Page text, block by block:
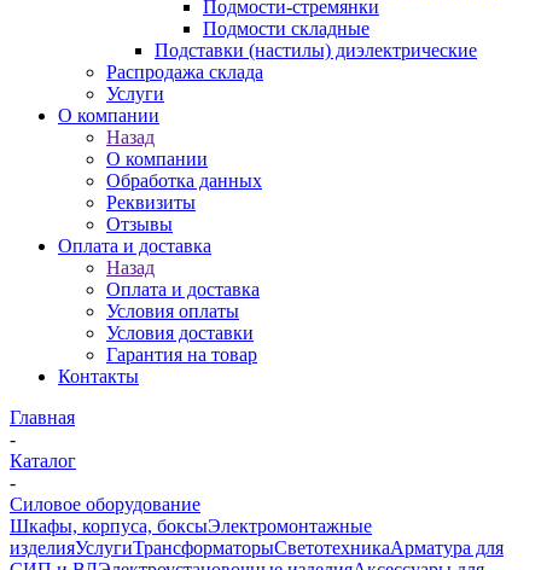
Подмости-стремянки
Подмости складные
Подставки (настилы) диэлектрические
Распродажа склада
Услуги
О компании
Назад
О компании
Обработка данных
Реквизиты
Отзывы
Оплата и доставка
Назад
Оплата и доставка
Условия оплаты
Условия доставки
Гарантия на товар
Контакты
Главная
-
Каталог
-
Силовое оборудование
Шкафы, корпуса, боксыЭлектромонтажные
изделияУслугиТрансформаторыСветотехникаАрматура для